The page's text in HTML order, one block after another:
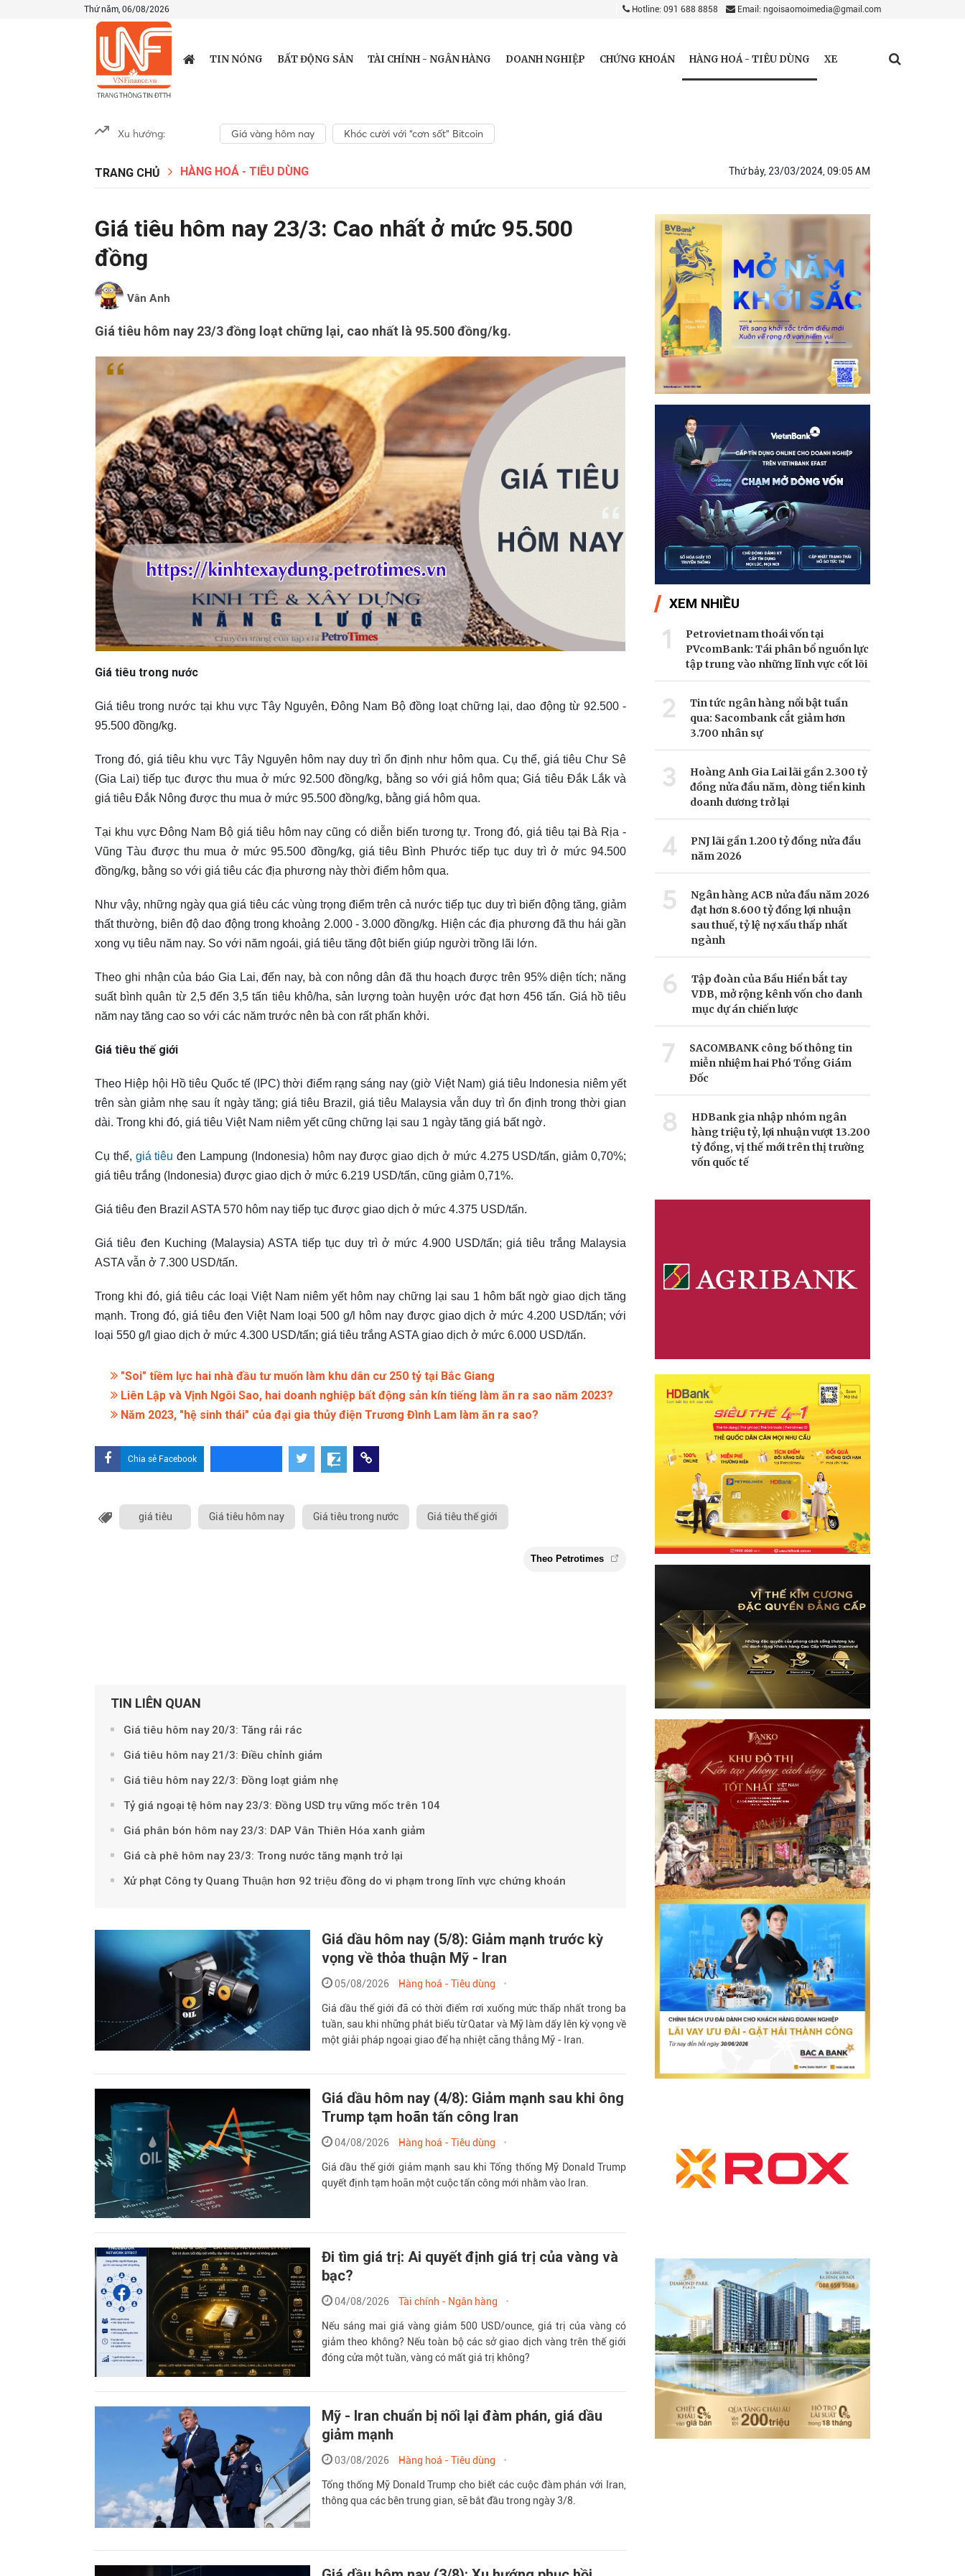
Thứ năm, 06/08/2026 Hotline: 091 688 8858 Email: ngoisaomoimedia@gmail.com
TIN NÓNG BẤT ĐỘNG SẢN TÀI CHÍNH - NGÂN HÀNG DOANH NGHIỆP CHỨNG KHOÁN HÀNG HOÁ - TIÊU DÙNG XE
Xu hướng: Giá vàng hôm nay Khóc cười với “cơn sốt” Bitcoin
TRANG CHỦ HÀNG HOÁ - TIÊU DÙNG Thứ bảy, 23/03/2024, 09:05 AM
Giá tiêu hôm nay 23/3: Cao nhất ở mức 95.500
đồng
Vân Anh
Giá tiêu hôm nay 23/3 đồng loạt chững lại, cao nhất là 95.500 đồng/kg.
Giá tiêu trong nước
Giá tiêu trong nước tại khu vực Tây Nguyên, Đông Nam Bộ đồng loạt chững lại, dao động từ 92.500 -
95.500 đồng/kg.
Trong đó, giá tiêu khu vực Tây Nguyên hôm nay duy trì ổn định như hôm qua. Cụ thể, giá tiêu Chư Sê
(Gia Lai) tiếp tục được thu mua ở mức 92.500 đồng/kg, bằng so với giá hôm qua; Giá tiêu Đắk Lắk và
giá tiêu Đắk Nông được thu mua ở mức 95.500 đồng/kg, bằng giá hôm qua.
Tại khu vực Đông Nam Bộ giá tiêu hôm nay cũng có diễn biến tương tự. Trong đó, giá tiêu tại Bà Rịa -
Vũng Tàu được thu mua ở mức 95.500 đồng/kg, giá tiêu Bình Phước tiếp tục duy trì ở mức 94.500
đồng/kg, bằng so với giá tiêu các địa phương này thời điểm hôm qua.
Như vậy, những ngày qua giá tiêu các vùng trọng điểm trên cả nước tiếp tục duy trì biến động tăng, giảm
thất thường, biên độ dao động trong khoảng 2.000 - 3.000 đồng/kg. Hiện các địa phương đã thu hái gần
xong vụ tiêu năm nay. So với năm ngoái, giá tiêu tăng đột biến giúp người trồng lãi lớn.
Theo ghi nhận của báo Gia Lai, đến nay, bà con nông dân đã thu hoạch được trên 95% diện tích; năng
suất bình quân từ 2,5 đến 3,5 tấn tiêu khô/ha, sản lượng toàn huyện ước đạt hơn 456 tấn. Giá hồ tiêu
năm nay tăng cao so với các năm trước nên bà con rất phấn khởi.
Giá tiêu thế giới
Theo Hiệp hội Hồ tiêu Quốc tế (IPC) thời điểm rạng sáng nay (giờ Việt Nam) giá tiêu Indonesia niêm yết
trên sàn giảm nhẹ sau ít ngày tăng; giá tiêu Brazil, giá tiêu Malaysia vẫn duy trì ổn định trong thời gian
dài. Trong khi đó, giá tiêu Việt Nam niêm yết cũng chững lại sau 1 ngày tăng giá bất ngờ.
Cụ thể, giá tiêu đen Lampung (Indonesia) hôm nay được giao dịch ở mức 4.275 USD/tấn, giảm 0,70%;
giá tiêu trắng (Indonesia) được giao dịch ở mức 6.219 USD/tấn, cũng giảm 0,71%.
Giá tiêu đen Brazil ASTA 570 hôm nay tiếp tục được giao dịch ở mức 4.375 USD/tấn.
Giá tiêu đen Kuching (Malaysia) ASTA tiếp tục duy trì ở mức 4.900 USD/tấn; giá tiêu trắng Malaysia
ASTA vẫn ở 7.300 USD/tấn.
Trong khi đó, giá tiêu các loại Việt Nam niêm yết hôm nay chững lại sau 1 hôm bất ngờ giao dịch tăng
mạnh. Trong đó, giá tiêu đen Việt Nam loại 500 g/l hôm nay được giao dịch ở mức 4.200 USD/tấn; với
loại 550 g/l giao dịch ở mức 4.300 USD/tấn; giá tiêu trắng ASTA giao dịch ở mức 6.000 USD/tấn.
"Soi" tiềm lực hai nhà đầu tư muốn làm khu dân cư 250 tỷ tại Bắc Giang
Liên Lập và Vịnh Ngôi Sao, hai doanh nghiệp bất động sản kín tiếng làm ăn ra sao năm 2023?
Năm 2023, "hệ sinh thái" của đại gia thủy điện Trương Đình Lam làm ăn ra sao?
Chia sẻ Facebook
giá tiêu Giá tiêu hôm nay Giá tiêu trong nước Giá tiêu thế giới
Theo Petrotimes
TIN LIÊN QUAN
Giá tiêu hôm nay 20/3: Tăng rải rác
Giá tiêu hôm nay 21/3: Điều chỉnh giảm
Giá tiêu hôm nay 22/3: Đồng loạt giảm nhẹ
Tỷ giá ngoại tệ hôm nay 23/3: Đồng USD trụ vững mốc trên 104
Giá phân bón hôm nay 23/3: DAP Vân Thiên Hóa xanh giảm
Giá cà phê hôm nay 23/3: Trong nước tăng mạnh trở lại
Xử phạt Công ty Quang Thuận hơn 92 triệu đồng do vi phạm trong lĩnh vực chứng khoán
Giá dầu hôm nay (5/8): Giảm mạnh trước kỳ
vọng về thỏa thuận Mỹ - Iran
05/08/2026 Hàng hoá - Tiêu dùng
Giá dầu thế giới đã có thời điểm rơi xuống mức thấp nhất trong ba
tuần, sau khi những phát biểu từ Qatar và Mỹ làm dấy lên kỳ vọng về
một giải pháp ngoại giao để hạ nhiệt căng thẳng Mỹ - Iran.
Giá dầu hôm nay (4/8): Giảm mạnh sau khi ông
Trump tạm hoãn tấn công Iran
04/08/2026 Hàng hoá - Tiêu dùng
Giá dầu thế giới giảm mạnh sau khi Tổng thống Mỹ Donald Trump
quyết định tạm hoãn một cuộc tấn công mới nhằm vào Iran.
Đi tìm giá trị: Ai quyết định giá trị của vàng và
bạc?
04/08/2026 Tài chính - Ngân hàng
Nếu sáng mai giá vàng giảm 500 USD/ounce, giá trị của vàng có
giảm theo không? Nếu toàn bộ các sở giao dịch vàng trên thế giới
đóng cửa một tuần, vàng có mất giá trị không?
Mỹ - Iran chuẩn bị nối lại đàm phán, giá dầu
giảm mạnh
03/08/2026 Hàng hoá - Tiêu dùng
Tổng thống Mỹ Donald Trump cho biết các cuộc đàm phán với Iran,
thông qua các bên trung gian, sẽ bắt đầu trong ngày 3/8.
XEM NHIỀU
1
Petrovietnam thoái vốn tại
PVcomBank: Tái phân bổ nguồn lực
tập trung vào những lĩnh vực cốt lõi
2
Tin tức ngân hàng nổi bật tuần
qua: Sacombank cắt giảm hơn
3.700 nhân sự
3
Hoàng Anh Gia Lai lãi gần 2.300 tỷ
đồng nửa đầu năm, dòng tiền kinh
doanh dương trở lại
4
PNJ lãi gần 1.200 tỷ đồng nửa đầu
năm 2026
5
Ngân hàng ACB nửa đầu năm 2026
đạt hơn 8.600 tỷ đồng lợi nhuận
sau thuế, tỷ lệ nợ xấu thấp nhất
ngành
6
Tập đoàn của Bầu Hiển bắt tay
VDB, mở rộng kênh vốn cho danh
mục dự án chiến lược
7
SACOMBANK công bố thông tin
miễn nhiệm hai Phó Tổng Giám
Đốc
8
HDBank gia nhập nhóm ngân
hàng triệu tỷ, lợi nhuận vượt 13.200
tỷ đồng, vị thế mới trên thị trường
vốn quốc tế